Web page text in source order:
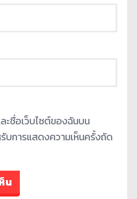
ะชื่อเว็บไซต์ของฉันบน
รับการแสดงความเห็นครั้งถัด